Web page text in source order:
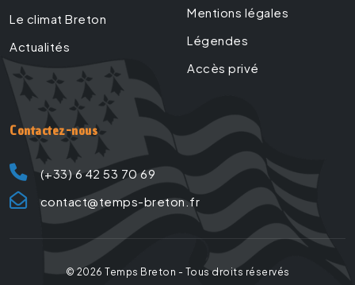
Le climat Breton
Actualités
Mentions légales
Légendes
Accès privé
Contactez-nous
(+33) 6 42 53 70 69
contact@temps-breton.fr
©2026 Temps Breton - Tous droits réservés